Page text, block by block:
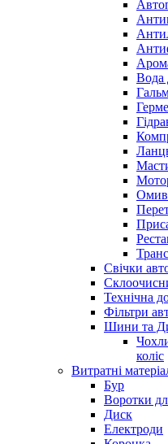
Вода
Свічки
Технічна
Фільтри
Шини та
коліс
Витратні
Бур
Воротки
Диск
Електроди